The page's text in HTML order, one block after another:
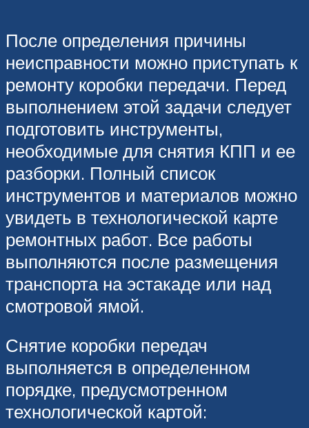
После определения причины
неисправности можно приступать к
ремонту коробки передачи. Перед
выполнением этой задачи следует
подготовить инструменты,
необходимые для снятия КПП и ее
разборки. Полный список
инструментов и материалов можно
увидеть в технологической карте
ремонтных работ. Все работы
выполняются после размещения
транспорта на эстакаде или над
смотровой ямой.
Снятие коробки передач
выполняется в определенном
порядке, предусмотренном
технологической картой: